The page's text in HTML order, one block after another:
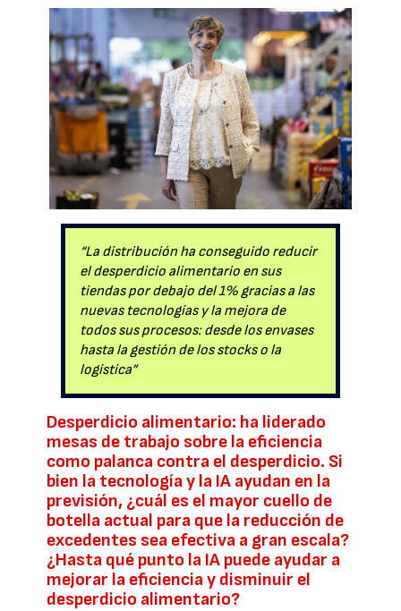
“La distribución ha conseguido reducir
el desperdicio alimentario en sus
tiendas por debajo del 1% gracias a las
nuevas tecnologías y la mejora de
todos sus procesos: desde los envases
hasta la gestión de los stocks o la
logística”
Desperdicio alimentario: ha liderado
mesas de trabajo sobre la eficiencia
como palanca contra el desperdicio. Si
bien la tecnología y la IA ayudan en la
previsión, ¿cuál es el mayor cuello de
botella actual para que la reducción de
excedentes sea efectiva a gran escala?
¿Hasta qué punto la IA puede ayudar a
mejorar la eficiencia y disminuir el
desperdicio alimentario?